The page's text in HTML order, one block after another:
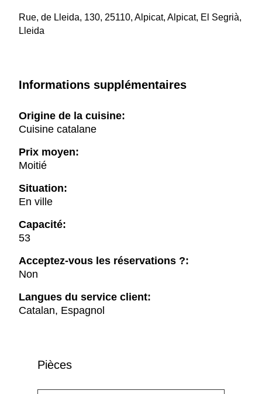
Rue, de Lleida, 130, 25110, Alpicat, Alpicat, El Segrià,
Lleida
Informations supplémentaires
Origine de la cuisine:
Cuisine catalane
Prix moyen:
Moitié
Situation:
En ville
Capacité:
53
Acceptez-vous les réservations ?:
Non
Langues du service client:
Catalan, Espagnol
Pièces